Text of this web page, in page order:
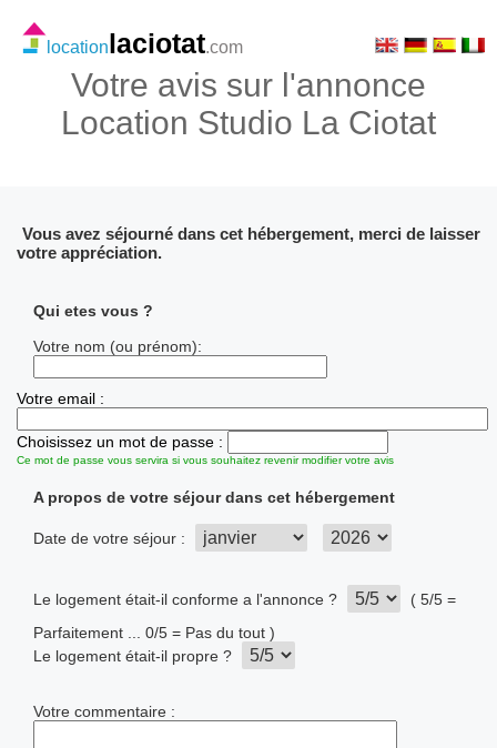
Votre avis sur l'annonce
Location Studio La Ciotat
locationlaciotat.com
Vous avez séjourné dans cet hébergement, merci de laisser
votre appréciation.
Qui etes vous ?
Votre nom (ou prénom):
Votre email :
Choisissez un mot de passe :
Ce mot de passe vous servira si vous souhaitez revenir modifier votre avis
A propos de votre séjour dans cet hébergement
Date de votre séjour :
Le logement était-il conforme a l'annonce ?
( 5/5 =
Parfaitement ... 0/5 = Pas du tout )
Le logement était-il propre ?
Votre commentaire :